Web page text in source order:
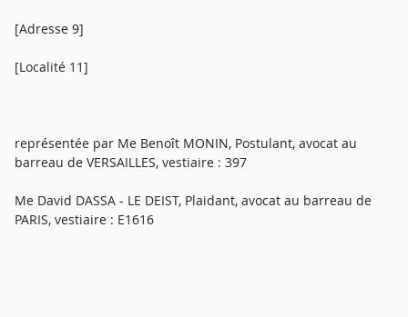
[Adresse 9]
[Localité 11]
représentée par Me Benoît MONIN, Postulant, avocat au
barreau de VERSAILLES, vestiaire : 397
Me David DASSA - LE DEIST, Plaidant, avocat au barreau de
PARIS, vestiaire : E1616